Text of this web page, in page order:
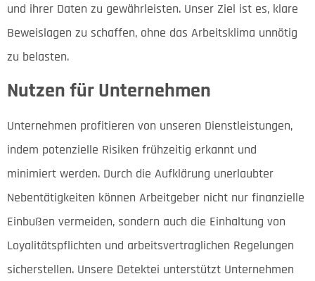
und ihrer Daten zu gewährleisten. Unser Ziel ist es, klare
Beweislagen zu schaffen, ohne das Arbeitsklima unnötig
zu belasten.
Nutzen für Unternehmen
Unternehmen profitieren von unseren Dienstleistungen,
indem potenzielle Risiken frühzeitig erkannt und
minimiert werden. Durch die Aufklärung unerlaubter
Nebentätigkeiten können Arbeitgeber nicht nur finanzielle
Einbußen vermeiden, sondern auch die Einhaltung von
Loyalitätspflichten und arbeitsvertraglichen Regelungen
sicherstellen. Unsere Detektei unterstützt Unternehmen